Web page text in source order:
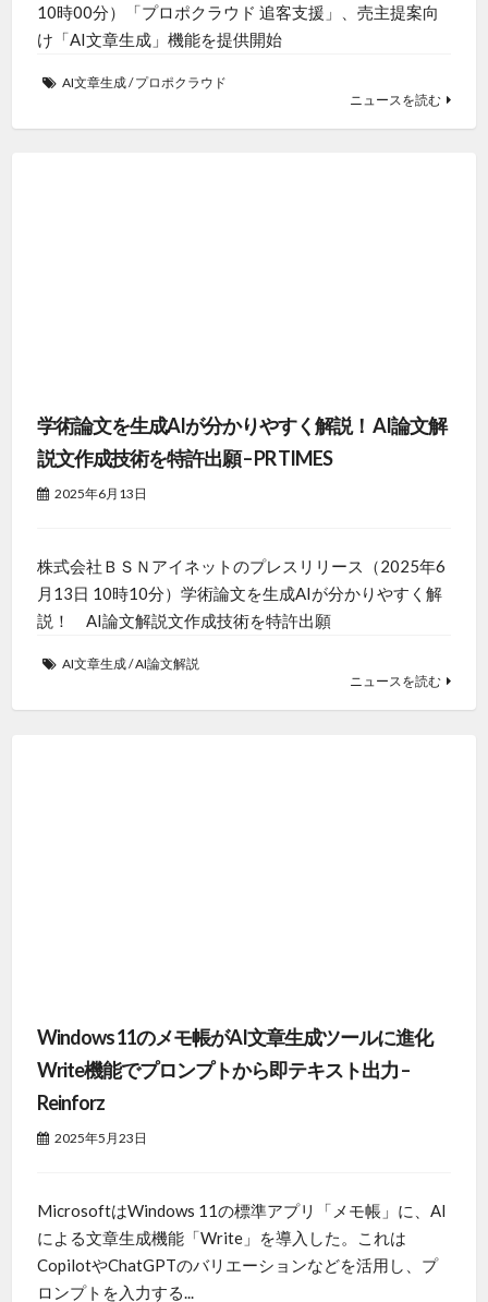
10時00分）「プロポクラウド 追客支援」、売主提案向
け「AI文章生成」機能を提供開始
AI文章生成/プロポクラウド
ニュースを読む
学術論文を生成AIが分かりやすく解説！ AI論文解
説文作成技術を特許出願 – PR TIMES
2025年6月13日
株式会社ＢＳＮアイネットのプレスリリース（2025年6
月13日 10時10分）学術論文を生成AIが分かりやすく解
説！ AI論文解説文作成技術を特許出願
AI文章生成/AI論文解説
ニュースを読む
Windows 11のメモ帳がAI文章生成ツールに進化
Write機能でプロンプトから即テキスト出力 –
Reinforz
2025年5月23日
MicrosoftはWindows 11の標準アプリ「メモ帳」に、AI
による文章生成機能「Write」を導入した。これは
CopilotやChatGPTのバリエーションなどを活用し、プ
ロンプトを入力する...